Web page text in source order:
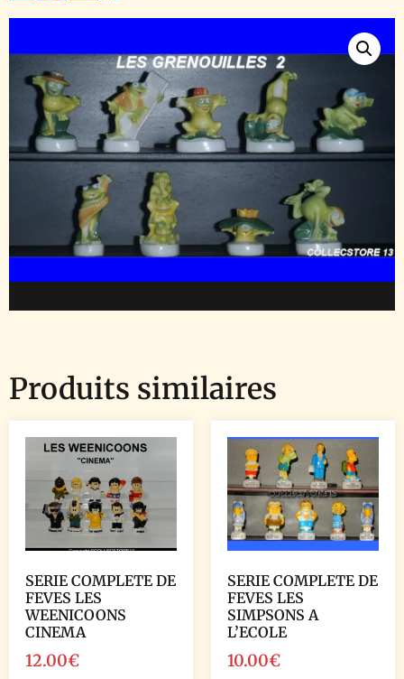
Produits similaires
SERIE COMPLETE DE
FEVES LES
WEENICOONS
CINEMA
12.00€
SERIE COMPLETE DE
FEVES LES
SIMPSONS A
L’ECOLE
10.00€